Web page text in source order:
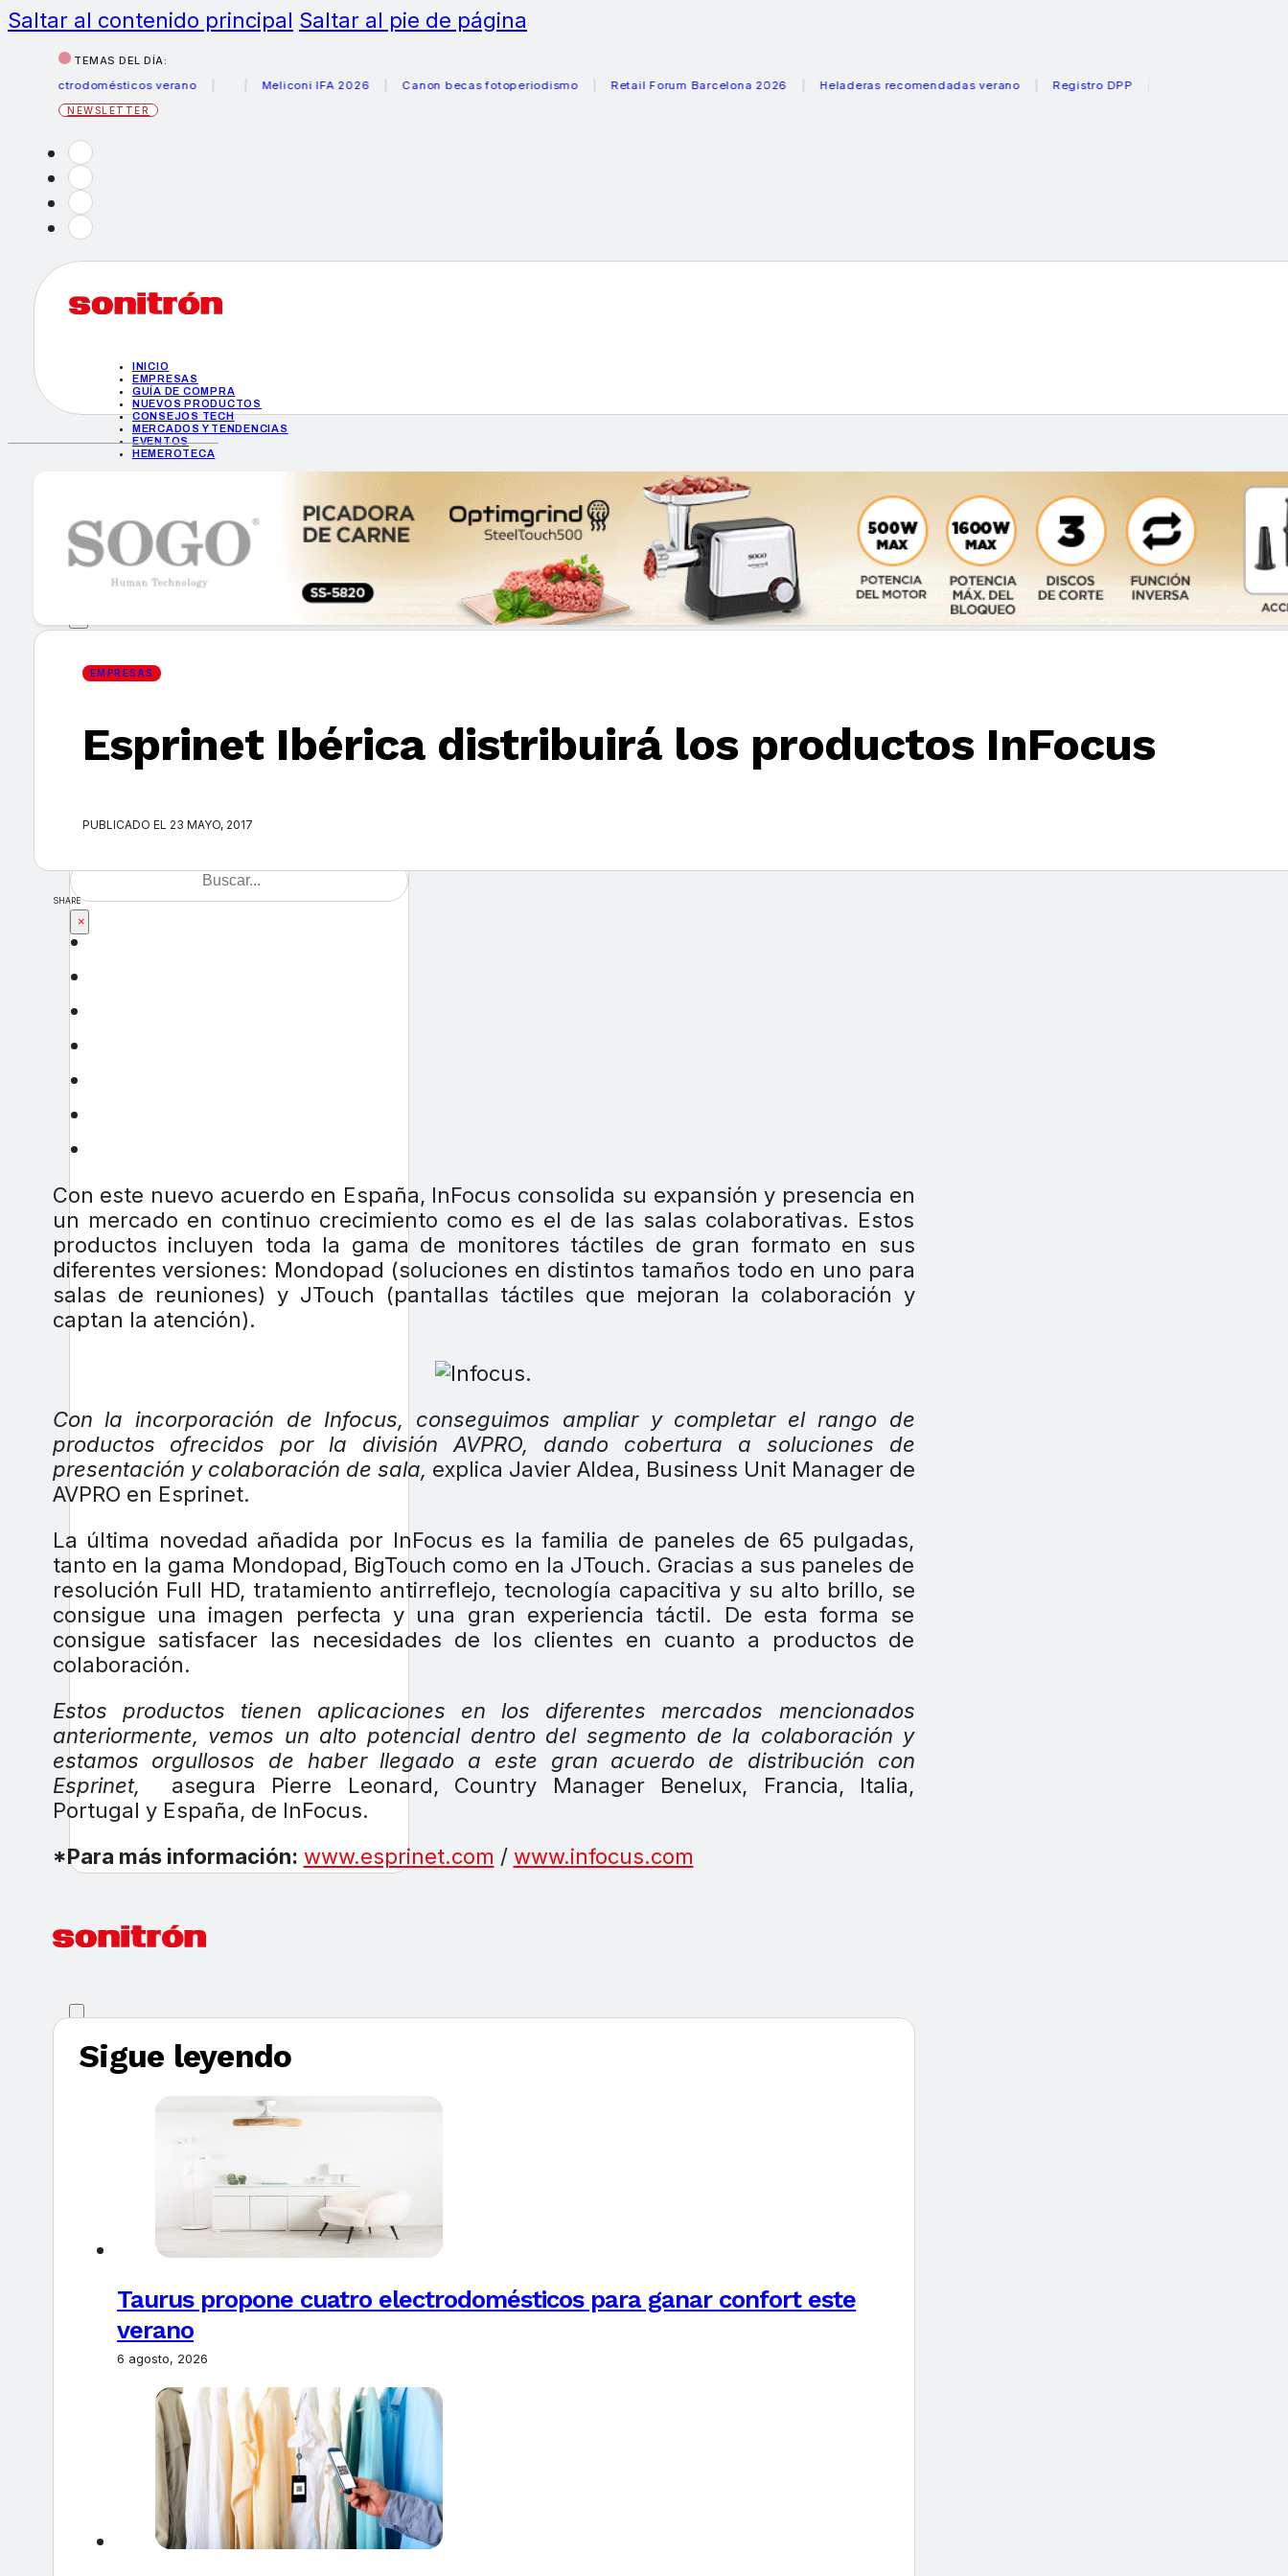
Saltar al contenido principal Saltar al pie de página
TEMAS DEL DÍA:
verano
Meliconi IFA 2026 Canon becas fotoperiodismo Retail Forum Barcelona 2026 Heladeras recomendadas verano Registro DPP
NEWSLETTER
INICIO
EMPRESAS
GUÍA DE COMPRA
NUEVOS PRODUCTOS
CONSEJOS TECH
MERCADOS Y TENDENCIAS
EVENTOS
HEMEROTECA
GUÍA DE COMPRA
NUEVOS PRODUCTOS
CONSEJOS TECH
MERCADOS Y TENDENCIAS
HEMEROTECA
Encuentra tu noticia
×
EMPRESAS
Esprinet Ibérica distribuirá los productos InFocus
PUBLICADO EL 23 MAYO, 2017
SHARE
Con este nuevo acuerdo en España, InFocus consolida su expansión y presencia en
un mercado en continuo crecimiento como es el de las salas colaborativas. Estos
productos incluyen toda la gama de monitores táctiles de gran formato en sus
diferentes versiones: Mondopad (soluciones en distintos tamaños todo en uno para
salas de reuniones) y JTouch (pantallas táctiles que mejoran la colaboración y
captan la atención).
Con la incorporación de Infocus, conseguimos ampliar y completar el rango de
productos ofrecidos por la división AVPRO, dando cobertura a soluciones de
presentación y colaboración de sala, explica Javier Aldea, Business Unit Manager de
AVPRO en Esprinet.
La última novedad añadida por InFocus es la familia de paneles de 65 pulgadas,
tanto en la gama Mondopad, BigTouch como en la JTouch. Gracias a sus paneles de
resolución Full HD, tratamiento antirreflejo, tecnología capacitiva y su alto brillo, se
consigue una imagen perfecta y una gran experiencia táctil. De esta forma se
consigue satisfacer las necesidades de los clientes en cuanto a productos de
colaboración.
Estos productos tienen aplicaciones en los diferentes mercados mencionados
anteriormente, vemos un alto potencial dentro del segmento de la colaboración y
estamos orgullosos de haber llegado a este gran acuerdo de distribución con
Esprinet, asegura Pierre Leonard, Country Manager Benelux, Francia, Italia,
Portugal y España, de InFocus.
*Para más información: www.esprinet.com / www.infocus.com
Sigue leyendo
Taurus propone cuatro electrodomésticos para ganar confort este
verano
6 agosto, 2026